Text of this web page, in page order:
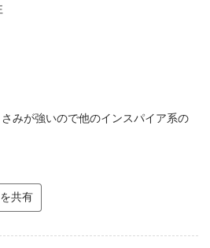
みが強いので他のインスパイア系の
共有